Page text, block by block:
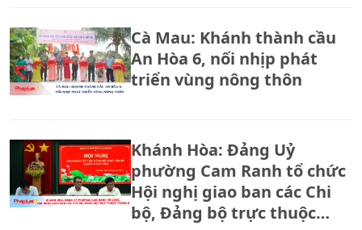
Cà Mau: Khánh thành cầu
An Hòa 6, nối nhịp phát
triển vùng nông thôn
Khánh Hòa: Đảng Uỷ
phường Cam Ranh tổ chức
Hội nghị giao ban các Chi
bộ, Đảng bộ trực thuộc